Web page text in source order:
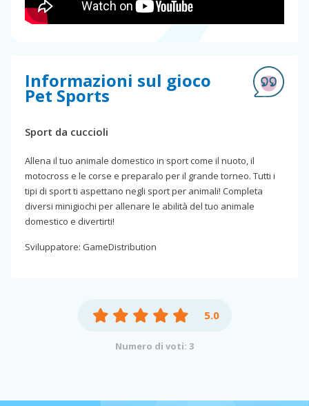
Informazioni sul gioco
Pet Sports
Sport da cuccioli
Allena il tuo animale domestico in sport come il nuoto, il
motocross e le corse e preparalo per il grande torneo. Tutti i
tipi di sport ti aspettano negli sport per animali! Completa
diversi minigiochi per allenare le abilità del tuo animale
domestico e divertirti!
Sviluppatore: GameDistribution
5.0
Numero di voti: 3